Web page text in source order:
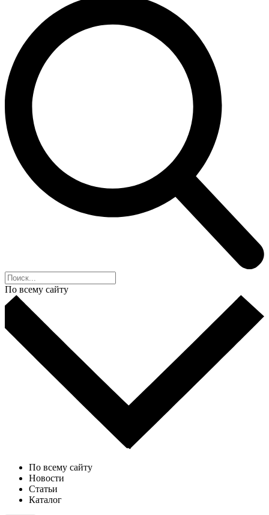
По всему сайту
По всему сайту
Новости
Статьи
Каталог